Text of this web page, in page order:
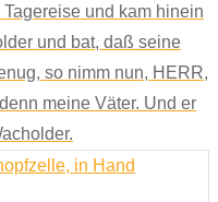
und kam hinein
und bat, daß seine
so nimm nun, HERR,
meine Väter. Und er